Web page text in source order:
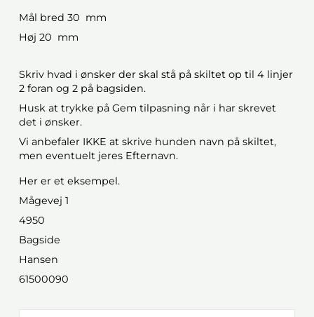
Mål bred 30 mm
Høj 20 mm
Skriv hvad i ønsker der skal stå på skiltet op til 4 linjer
2 foran og 2 på bagsiden.
Husk at trykke på Gem tilpasning når i har skrevet
det i ønsker.
Vi anbefaler IKKE at skrive hunden navn på skiltet,
men eventuelt jeres Efternavn.
Her er et eksempel.
Mågevej 1
4950
Bagside
Hansen
61500090